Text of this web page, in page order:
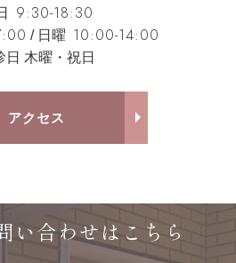
9:30-18:30
/ 日曜 10:00-14:00
日 木曜・祝日
アクセス
い合わせはこちら